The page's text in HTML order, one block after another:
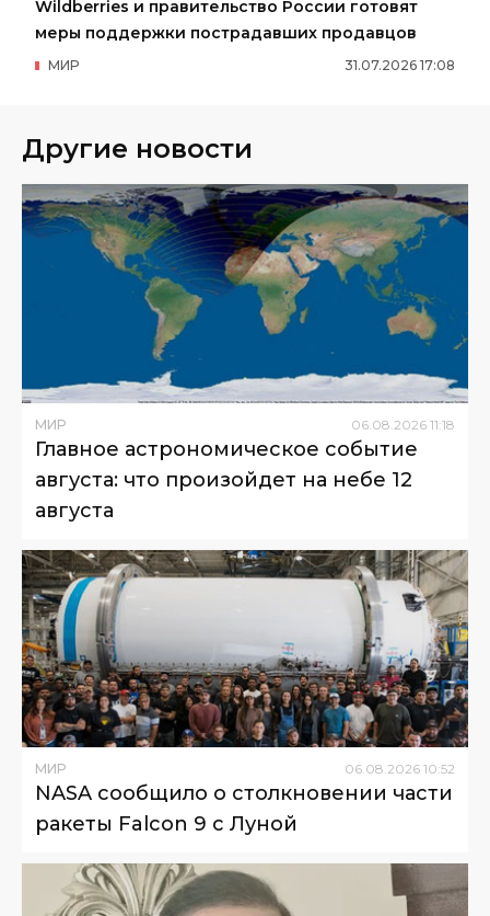
Wildberries и правительство России готовят
меры поддержки пострадавших продавцов
31.07.2026 17:08
МИР
Другие новости
МИР 06 08 2026 11:18
Главное астрономическое событие
августа: что произойдет на небе 12
августа
МИР 06.08.2026 10:52
NASA сообщило о столкновении части
ракеты Falcon 9 с Луной